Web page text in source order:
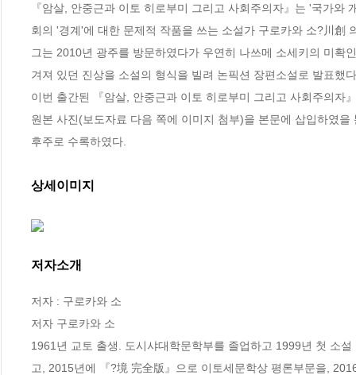
『암살, 안중근과 이토 히로부미 그리고 사회주의자』는 '국가
회의 '경계'에 대한 문제적 작품을 쓰는 소설가 구로카와 소?川
그는 2010년 광주를 방문하였다가 우연히 나쓰메 소세키의 미
겨져 있던 진상을 소설의 형식을 빌려 논픽션 장편소설로 발표했
이번 출간된 『암살, 안중근과 이토 히로부미 그리고 사회주의자
원본 사진(보도자료 다음 쪽에 이미지 첨부)을 본문에 삽입하였
후주로 수록하였다.
상세이미지
저자소개
저자 : 구로카와 소
저자 구로카와 소
1961년 교토 출생. 도시샤대학문학부를 졸업하고 1999년 첫 소
고, 2015년에 『?境 完全版』으로 이토세문학상 평론부문을,